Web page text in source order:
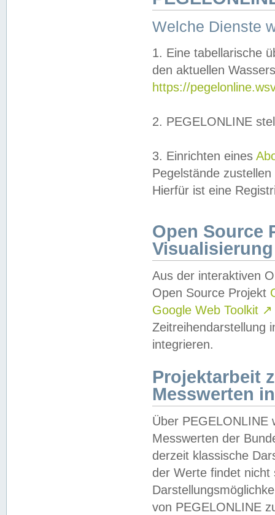
Welche Dienste
1. Eine tabellarische
den aktuellen
https://
2. PEGELONLINE
3. Einrichten eines
Pegelstände
Hierfür ist eine
Open Source
Visualisierung
Aus der interaktiven
Open Source Projekt
Google Web Toolkit ↗
Zeitreihendarstellung
integrieren.
Projektarbeit
Messwerten
Über PEGELONLINE
Messwerten der
derzeit klassische
der Werte findet
von PEGELONLINE